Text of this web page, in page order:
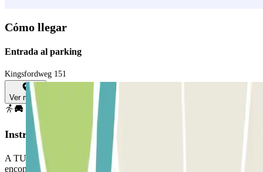
Cómo llegar
Entrada al parking
Kingsfordweg 151
Ver mapa
Instrucciones
A TU LLEGADA: Desde la app o a través del enlace que
encontrarás en tu reserva, utiliza el botón que te proporcionamos